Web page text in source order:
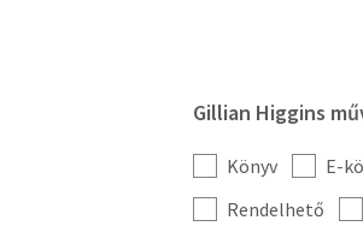
Gillian Higgins
Kategória
szűrés
Könyv E-
További
szűrők
Rendelhető